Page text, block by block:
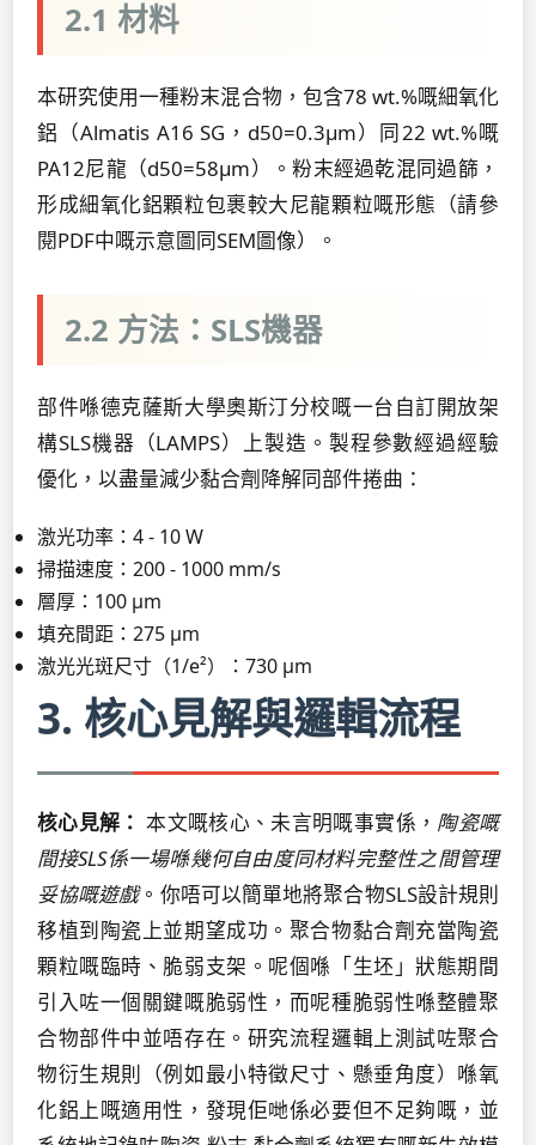
2.1 材料
本研究使用一種粉末混合物，包含78 wt.%嘅細氧化
鋁（Almatis A16 SG，d50=0.3µm）同22 wt.%嘅
PA12尼龍（d50=58µm）。粉末經過乾混同過篩，
形成細氧化鋁顆粒包裹較大尼龍顆粒嘅形態（請參
閱PDF中嘅示意圖同SEM圖像）。
2.2 方法：SLS機器
部件喺德克薩斯大學奧斯汀分校嘅一台自訂開放架
構SLS機器（LAMPS）上製造。製程參數經過經驗
優化，以盡量減少黏合劑降解同部件捲曲：
激光功率：4 - 10 W
掃描速度：200 - 1000 mm/s
層厚：100 µm
填充間距：275 µm
激光光斑尺寸（1/e²）：730 µm
3. 核心見解與邏輯流程
核心見解： 本文嘅核心、未言明嘅事實係， 陶瓷嘅
間接SLS係一場喺幾何自由度同材料完整性之間管理
妥協嘅遊戲。你唔可以簡單地將聚合物SLS設計規則
移植到陶瓷上並期望成功。聚合物黏合劑充當陶瓷
顆粒嘅臨時、脆弱支架。呢個喺「生坯」狀態期間
引入咗一個關鍵嘅脆弱性，而呢種脆弱性喺整體聚
合物部件中並唔存在。研究流程邏輯上測試咗聚合
物衍生規則（例如最小特徵尺寸、懸垂角度）喺氧
化鋁上嘅適用性，發現佢哋係必要但不足夠嘅，並